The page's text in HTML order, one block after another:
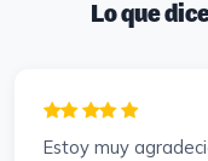
Lo que
Estoy muy